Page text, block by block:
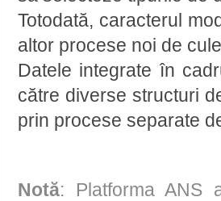
Totodată, caracterul
altor procese noi de
Datele integrate în
către diverse structuri
prin procese separate
Notă: Platforma ANS